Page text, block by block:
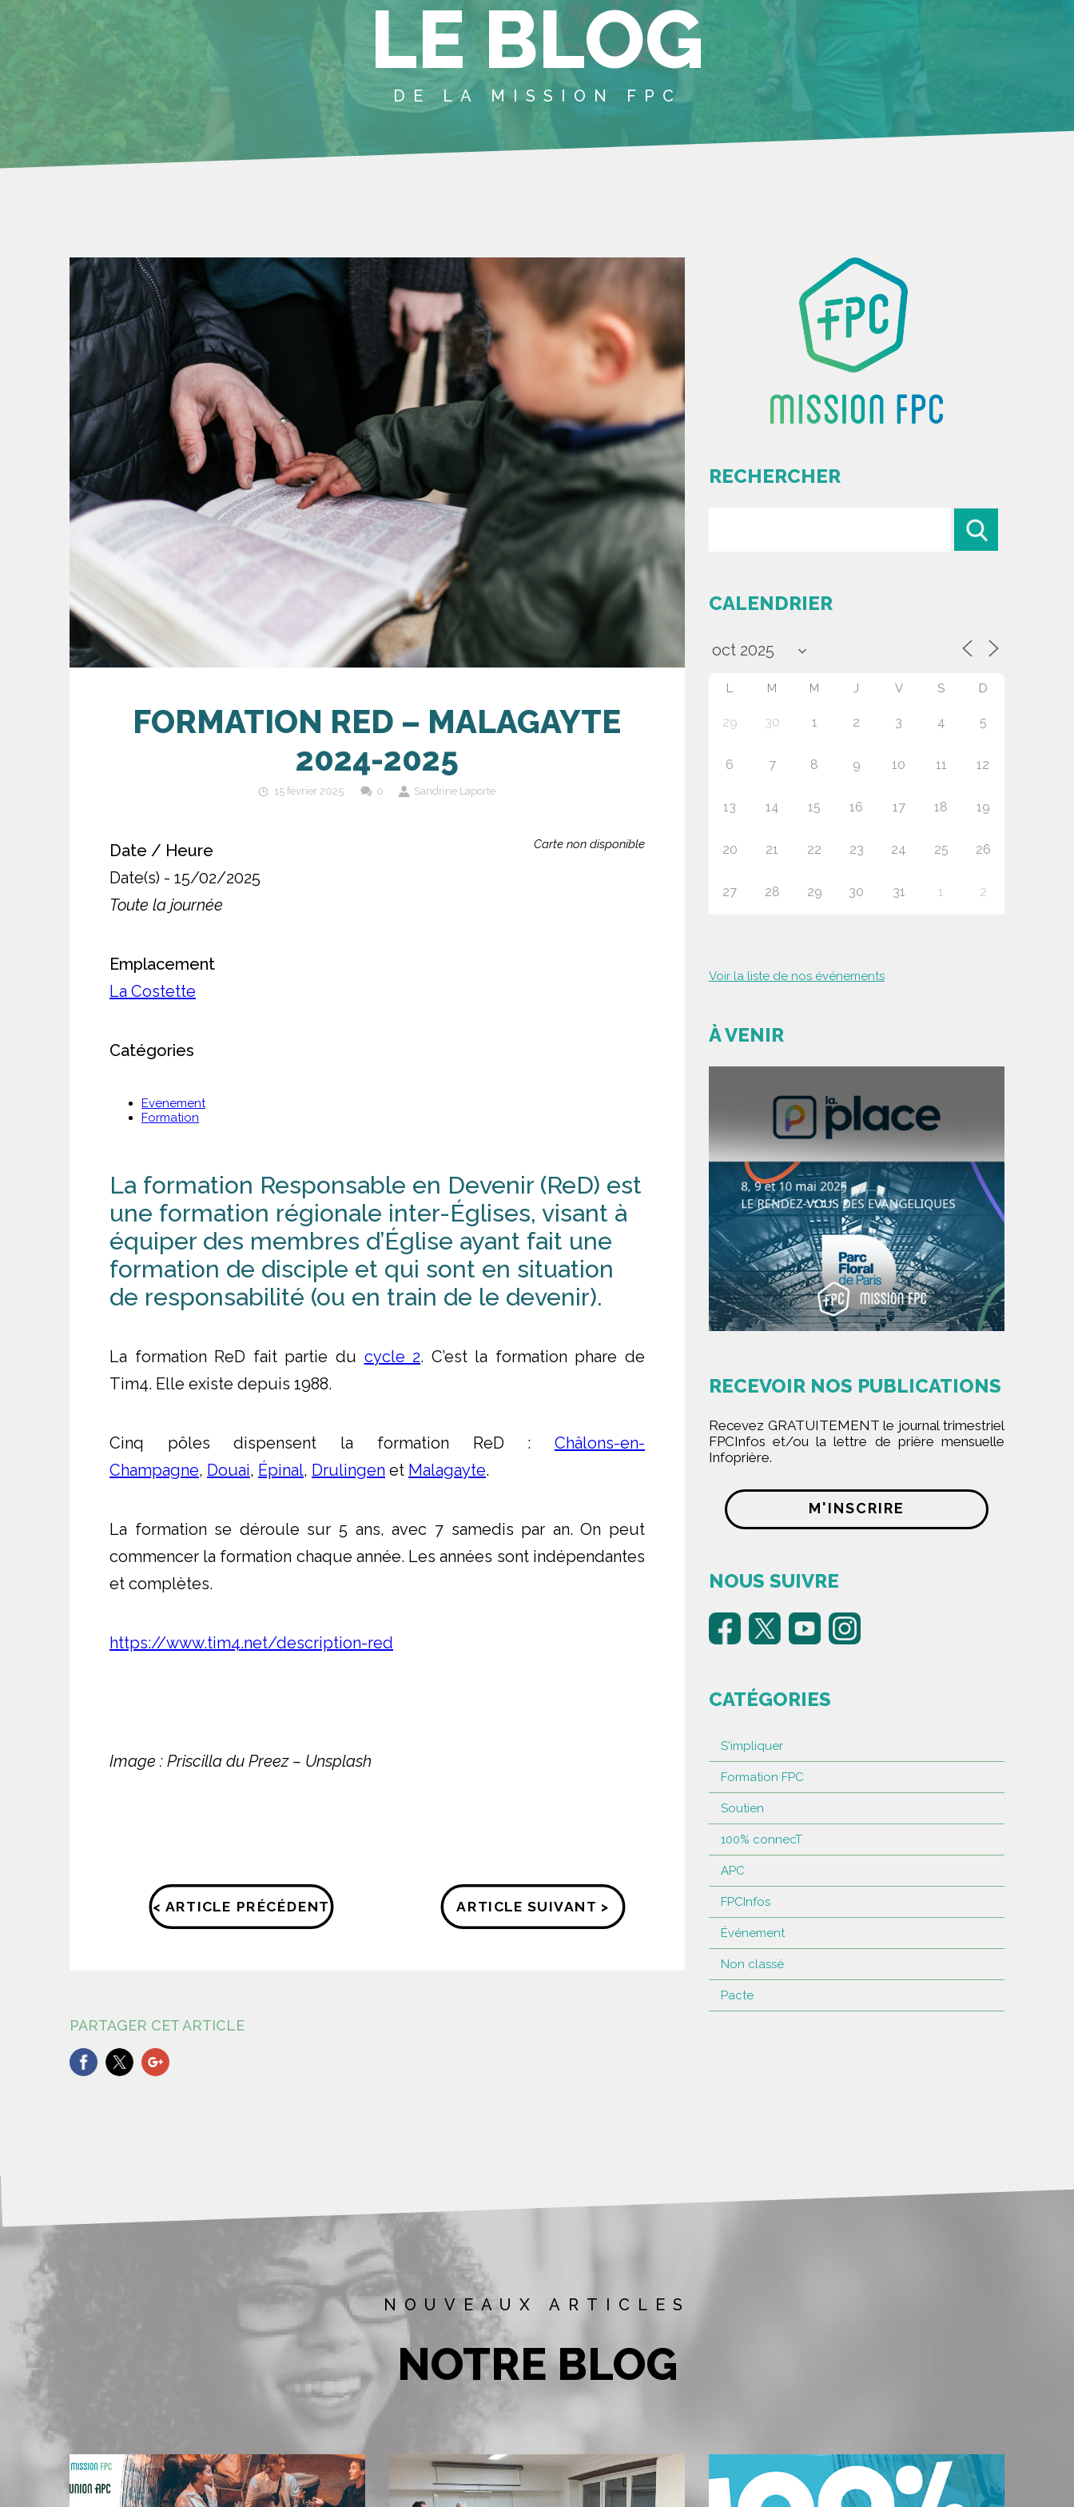
LE BLOG
DE LA MISSION FPC
FORMATION RED – MALAGAYTE
2024-2025
15 février 2025 0 Sandrine Laporte
Carte non disponible
Date / Heure
Date(s) - 15/02/2025
Toute la journée
Emplacement
La Costette
Catégories
Evenement
Formation
La formation Responsable en Devenir (ReD) est
une formation régionale inter-Églises, visant à
équiper des membres d’Église ayant fait une
formation de disciple et qui sont en situation
de responsabilité (ou en train de le devenir).
La formation ReD fait partie du cycle 2. C’est la formation phare de
Tim4. Elle existe depuis 1988.
Cinq pôles dispensent la formation ReD : Châlons-en-
Champagne, Douai, Épinal, Drulingen et Malagayte.
La formation se déroule sur 5 ans, avec 7 samedis par an. On peut
commencer la formation chaque année. Les années sont indépendantes
et complètes.
https://www.tim4.net/description-red
Image : Priscilla du Preez – Unsplash
< ARTICLE PRÉCÉDENT ARTICLE SUIVANT >
PARTAGER CET ARTICLE
RECHERCHER
CALENDRIER
L M M J V S D
29 30 1 2 3 4 5
6 7 8 9 10 11 12
13 14 15 16 17 18 19
20 21 22 23 24 25 26
27 28 29 30 31 1 2
Voir la liste de nos événements
À VENIR
RECEVOIR NOS PUBLICATIONS
Recevez GRATUITEMENT le journal trimestriel
FPCInfos et/ou la lettre de prière mensuelle
Infoprière.
M'INSCRIRE
NOUS SUIVRE
CATÉGORIES
S'impliquer
Formation FPC
Soutien
100% connecT
APC
FPCInfos
Événement
Non classé
Pacte
NOUVEAUX ARTICLES
NOTRE BLOG